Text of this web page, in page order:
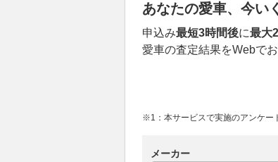
あなたの愛車、今い
申込み最短3時間後に最大
愛車の査定結果をWebでお
※1：本サービスで実施のアンケー
メーカー